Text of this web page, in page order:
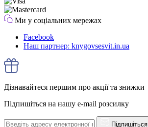
Ми у соціальних мережах
Facebook
Наш партнер: knygovsesvit.in.ua
Дізнавайтеся першим про акції та знижки
Підпишіться на нашу e-mail розсилку
Підпишіться